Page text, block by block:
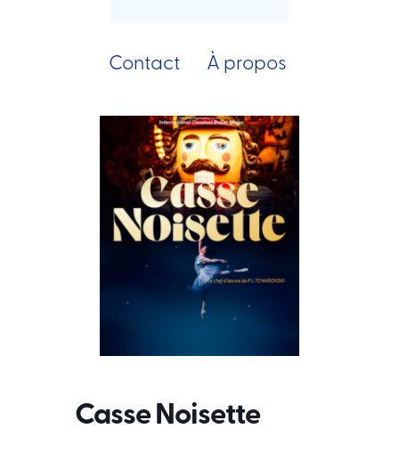
Contact À propos
Casse Noisette